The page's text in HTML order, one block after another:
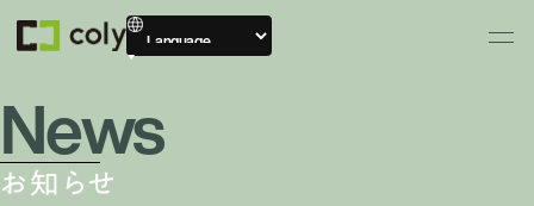
News
お知らせ